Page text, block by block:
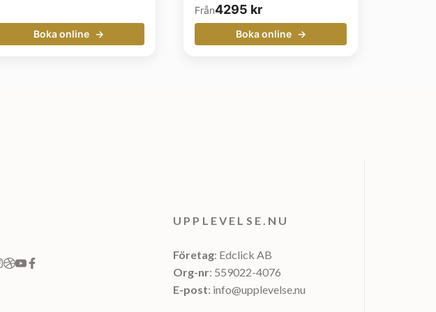
Boka online
Från4295 kr
Boka online
UPPLEVELSE.NU
Företag: Edclick AB
Org-nr: 559022-4076
E-post: info@upplevelse.nu